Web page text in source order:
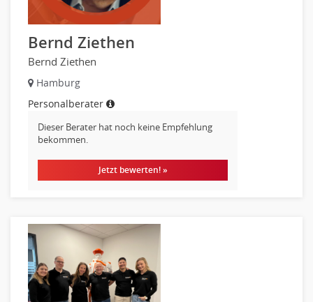
Gesundheits- und Krankenpflege
Hebamme, Entbindungshelfer
Heilerziehungspfleger
Logopädie
Pflegehelfer
Physiotherapie
Strahlentherapie
Außendienst
Immobilienmakler
Vertrieb & Verkauf Leitung, Teamleitung
Pharmaberater
Pre-Sales
Telesales
Bernd Ziethen
Bernd Ziethen
Hamburg
Personalberater
Dieser Berater hat noch keine Empfehlung
bekommen.
Jetzt bewerten! »